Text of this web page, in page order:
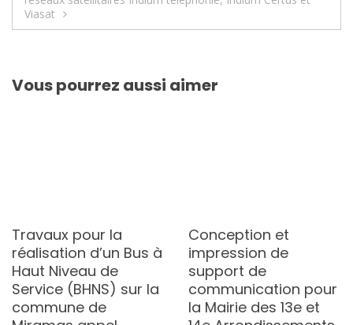
Viasat
Vous pourrez aussi aimer
Travaux pour la
réalisation d’un Bus à
Haut Niveau de
Service (BHNS) sur la
commune de
Conception et
impression de
support de
communication pour
la Mairie des 13e et